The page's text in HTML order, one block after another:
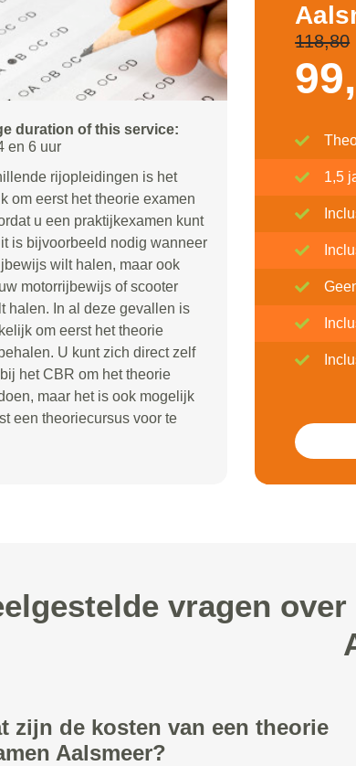
duration of this service:
en 6 uur
rijopleidingen is het
om eerst het theorie examen
u een praktijkexamen kunt
is bijvoorbeeld nodig wanneer
wilt halen, maar ook
motorrijbewijs of scooter
halen. In al deze gevallen is
om eerst het theorie
U kunt zich direct zelf
het CBR om het theorie
maar het is ook mogelijk
een theoriecursus voor te
118,80
1,5
vragen
zijn de kosten van een theorie
Aalsmeer?